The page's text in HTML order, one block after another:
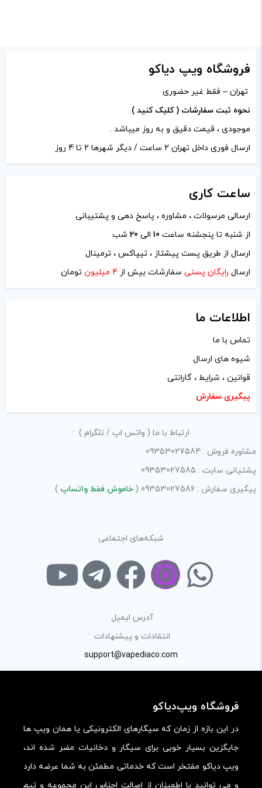
افزودن به سبد خریدفروشگاه ویپ دیاکو
تهران – فقط غیر حضوری
نحوه ثبت سفارشات ( کلیک کنید )
موجودی ، قیمت دقیق و به روز میباشد .
ارسال فوری داخل تهران 2 ساعت / دیگر شهرها 2 تا 4 روز
ساعت کاری
ارسالی مرسولات ، مشاوره ، پاسخ دهی و پشتیبانی
از شنبه تا پنجشنه ساعت 10 الی 20 شب
ارسال از طریق پست پیشتاز ، تیپاکس ، ترمینال
ارسال رایگان پستی سفارشات بیش از 4 میلیون تومان
اطلاعات ما
تماس با ما
شیوه های ارسال
قوانین ، شرایط ، گارانتی
پیگیری سفارش
ارتباط با ما ( واتس اپ / تلگرام ) :
مشاوره فروش : 09353027584
پشتیانی سایت : 09353027585
پیگیری سفارش : 09353027586 (
خاموش فقط واتساپ )
شبکه‌های اجتماعی
آدرس ایمیل
انتقادات و پیشنهادات
support@vapediaco.com
فروشگاه ویپ‌دیاکو
در این بازه از زمان که سیگارهای الکترونیکی یا همان ویپ ها
جایگزین بسیار خوبی برای سیگار و دخانیات مضر شده اند،
ویپ دیاکو مفتخر است که خدماتی مطمئن به شما عرضه دارد
و می توانید با اطمینان از اصالت اجناس این مجموعه و تیم